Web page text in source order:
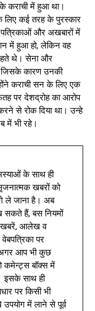
कराची में हुआ था।
लिए कई तरह के पुरस्कार
और अखबारों में
में हुआ हो, लेकिन वह
थे। सेना और
जिसके कारण उनकी
कराची सन के लिए एक
पर देशद्रोह का आरोप
से रोक दिया था। उन्हे
में भी रहे।
के साथ ही
खबरों को
ले जाना है। अब
सकते हैं, बस नियमों
खबरें, आलेख व
पर
अगर आप भी कुछ
कमेन्ट्स बॉक्स में
इसके साथ ही
पर किसी भी
में लाने से पूर्व